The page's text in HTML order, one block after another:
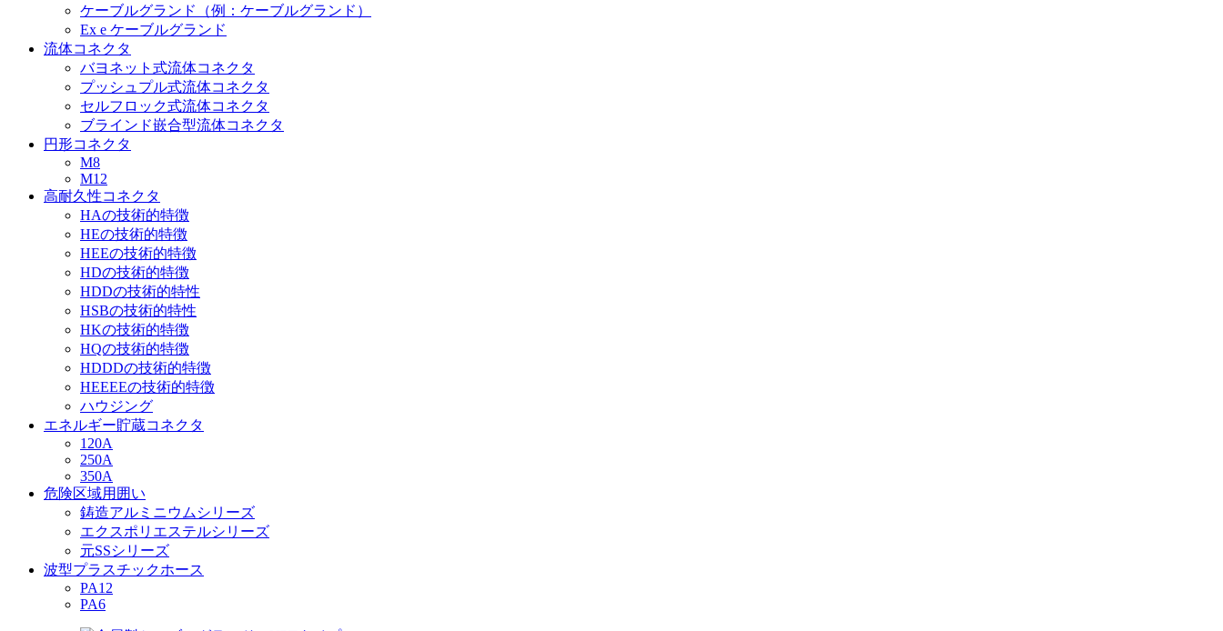
ケーブルグランド（例：ケーブルグランド）
Ex e ケーブルグランド
流体コネクタ
バヨネット式流体コネクタ
プッシュプル式流体コネクタ
セルフロック式流体コネクタ
ブラインド嵌合型流体コネクタ
円形コネクタ
M8
M12
高耐久性コネクタ
HAの技術的特徴
HEの技術的特徴
HEEの技術的特徴
HDの技術的特徴
HDDの技術的特性
HSBの技術的特性
HKの技術的特徴
HQの技術的特徴
HDDDの技術的特徴
HEEEEの技術的特徴
ハウジング
エネルギー貯蔵コネクタ
120A
250A
350A
危険区域用囲い
鋳造アルミニウムシリーズ
エクスポリエステルシリーズ
元SSシリーズ
波型プラスチックホース
PA12
PA6